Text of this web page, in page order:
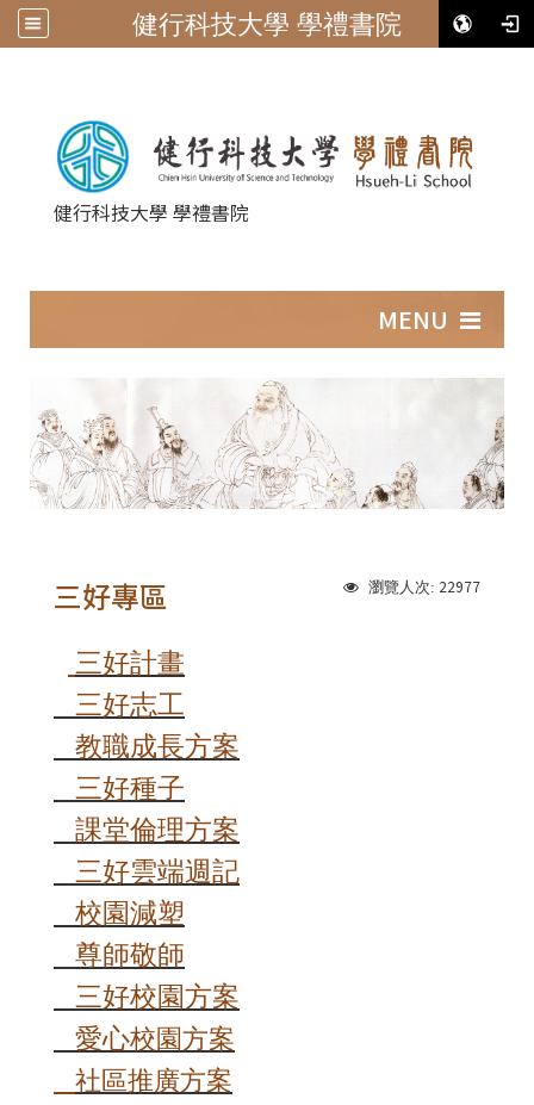
健行科技大學 學禮書院
健行科技大學 學禮書院
MENU
瀏覽人次: 22977
三好專區
三好計畫
三好志工
教職成長方案
三好種子
課堂倫理方案
三好雲端週記
校園減塑
尊師敬師
三好校園方案
愛心校園方案
社區推廣方案